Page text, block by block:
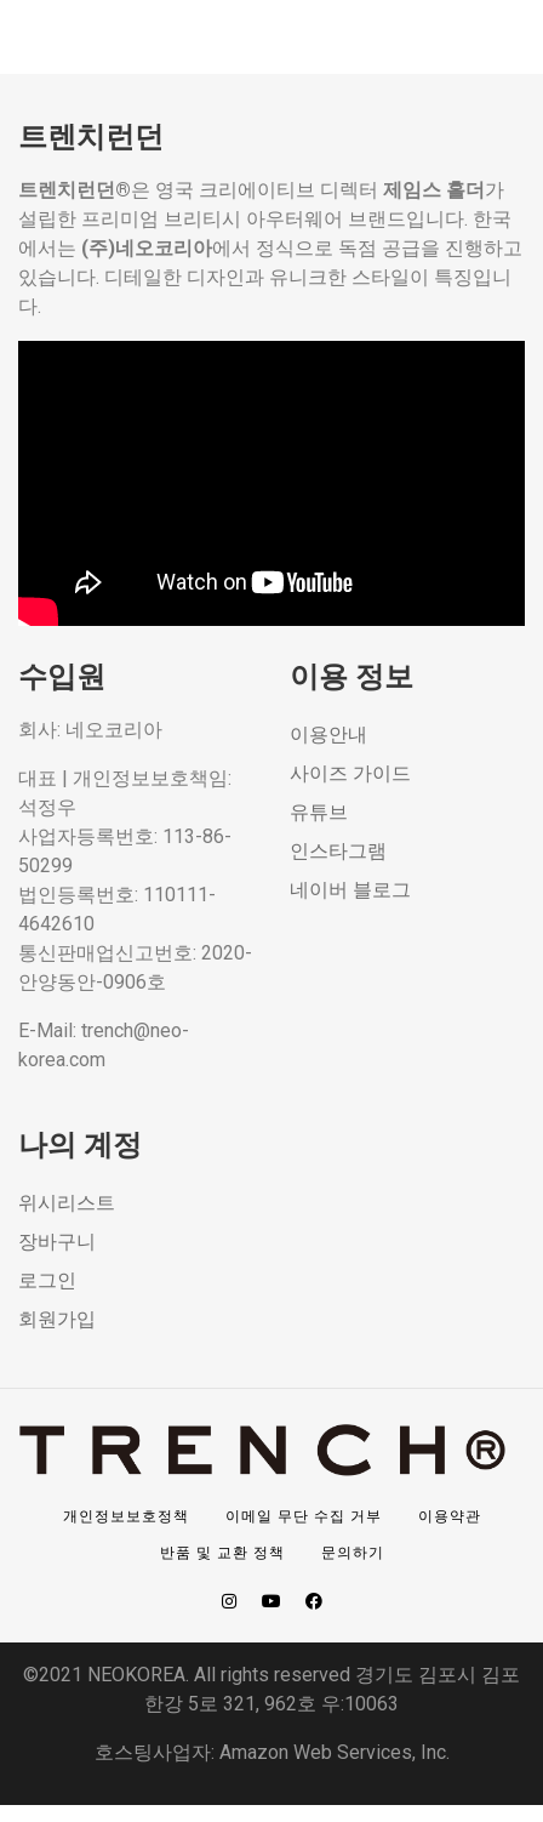
트렌치런던
트렌치런던®은 영국 크리에이티브 디렉터 제임스 홀더가
설립한 프리미엄 브리티시 아우터웨어 브랜드입니다. 한국
에서는 (주)네오코리아에서 정식으로 독점 공급을 진행하고
있습니다. 디테일한 디자인과 유니크한 스타일이 특징입니
다.
수입원
회사: 네오코리아
대표 | 개인정보보호책임:
석정우
사업자등록번호: 113-86-
50299
법인등록번호: 110111-
4642610
통신판매업신고번호: 2020-
안양동안-0906호
E-Mail: trench@neo-
korea.com
이용 정보
이용안내
사이즈 가이드
유튜브
인스타그램
네이버 블로그
나의 계정
위시리스트
장바구니
로그인
회원가입
개인정보보호정책 이메일 무단 수집 거부 이용약관
반품 및 교환 정책 문의하기
©2021 NEOKOREA. All rights reserved 경기도 김포시 김포
한강 5로 321, 962호 우:10063
호스팅사업자: Amazon Web Services, Inc.